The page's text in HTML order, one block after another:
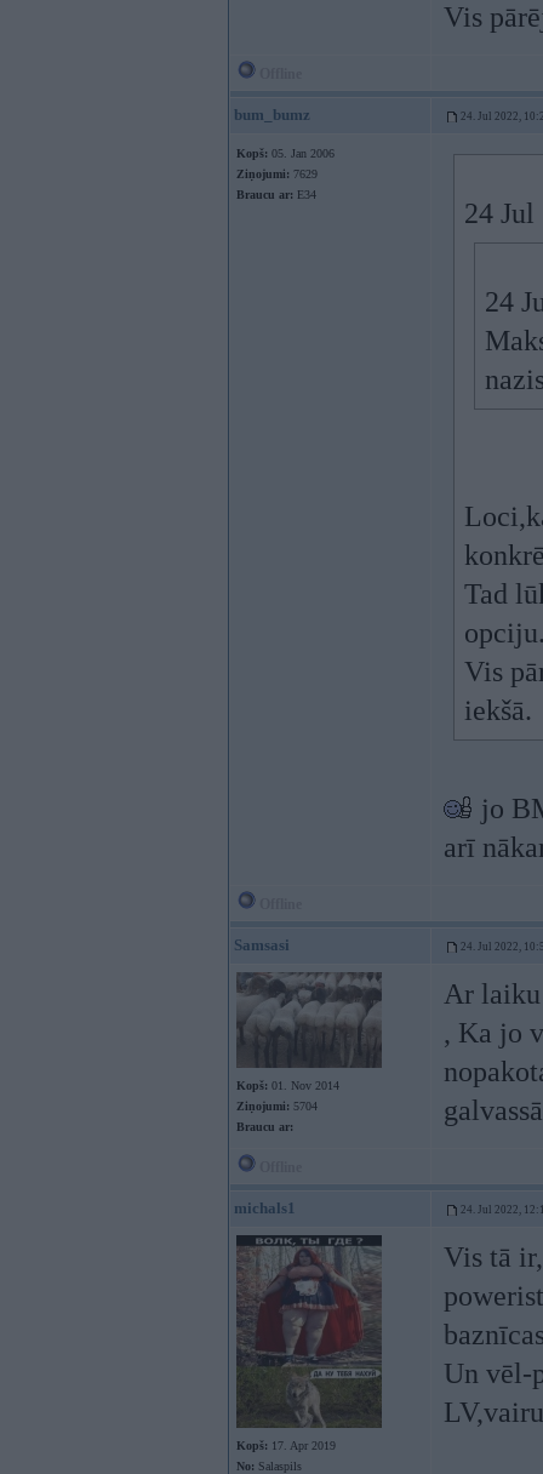
Vis
bum_bumz 24. Jul 2022,
Kopš: 05. Jan 2006
Ziņojumi: 7629
Braucu ar: E34
24
24
Tad
Vis
iekšā.
jo
arī
Samsasi 24. Jul 2022,
Kopš: 01. Nov 2014
Ziņojumi: 5704
Braucu ar:
Ar
, Ka jo
michals1 24. Jul 2022,
Kopš: 17. Apr 2019
No: Salaspils
Vis tā
Un vēl-